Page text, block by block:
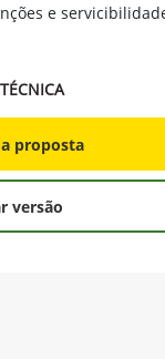
para aumentar a
e servicibilidade.
proposta